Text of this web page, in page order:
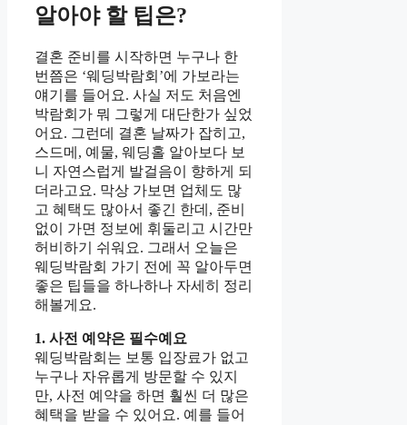
알아야 할 팁은?
결혼 준비를 시작하면 누구나 한
번쯤은 ‘웨딩박람회’에 가보라는
얘기를 들어요. 사실 저도 처음엔
박람회가 뭐 그렇게 대단한가 싶었
어요. 그런데 결혼 날짜가 잡히고,
스드메, 예물, 웨딩홀 알아보다 보
니 자연스럽게 발걸음이 향하게 되
더라고요. 막상 가보면 업체도 많
고 혜택도 많아서 좋긴 한데, 준비
없이 가면 정보에 휘둘리고 시간만
허비하기 쉬워요. 그래서 오늘은
웨딩박람회 가기 전에 꼭 알아두면
좋은 팁들을 하나하나 자세히 정리
해볼게요.
1. 사전 예약은 필수예요
웨딩박람회는 보통 입장료가 없고
누구나 자유롭게 방문할 수 있지
만, 사전 예약을 하면 훨씬 더 많은
혜택을 받을 수 있어요. 예를 들어